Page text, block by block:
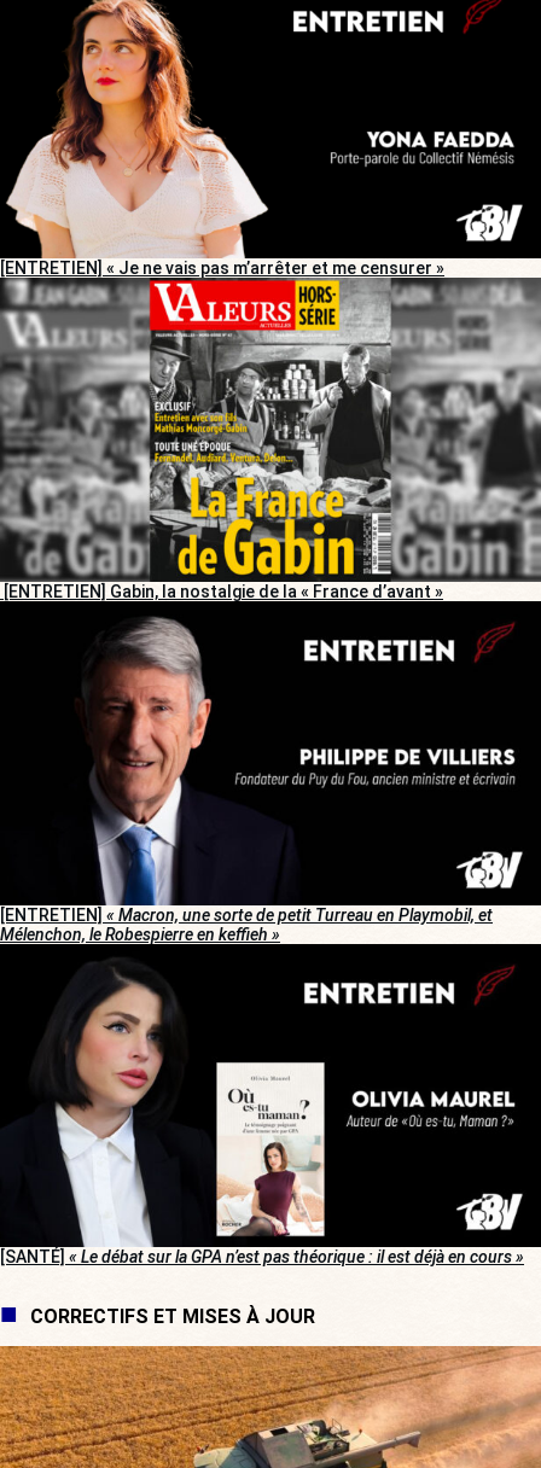
[ENTRETIEN] « Je ne vais pas m’arrêter et me censurer »
[ENTRETIEN] Gabin, la nostalgie de la « France d’avant »
[ENTRETIEN] « Macron, une sorte de petit Turreau en Playmobil, et
Mélenchon, le Robespierre en keffieh »
[SANTÉ] « Le débat sur la GPA n’est pas théorique : il est déjà en cours »
CORRECTIFS ET MISES À JOUR